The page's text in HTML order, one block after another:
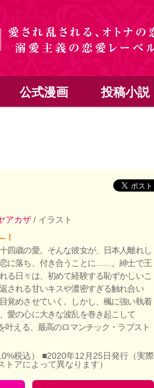
公式漫画 投稿小説
アカザ / イラスト
！
四歳の愛。そんな彼女が、日本人離れし
に落ち、付き合うことに……。紳士で王
る日々は、初めて経験する恥ずかしいこ
される甘いキスや濃密すぎる触れ合い
覚めさせていく。しかし、楓に強い執着
愛の心に大きな波乱を巻き起こして
える、最高のロマンチック・ラブスト
税込） ■2020年12月25日発行（実際
アによって異なります）